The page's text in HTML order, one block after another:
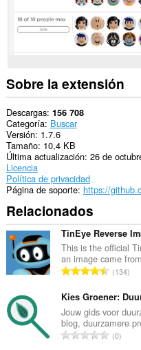
Sobre la extensión
Descargas 156 708
Categoría Buscar
Versión 1.7.6
Tamaño 10,4 KB
Última actualización 26 de
Licencia
Política de privacidad
Página de soporte https://
Relacionados
TinEye Reverse
This is the official
an image came
N
m
e
r
o
134
Kies Groener:
Jouw gids voor
blog, duurzamere
N0